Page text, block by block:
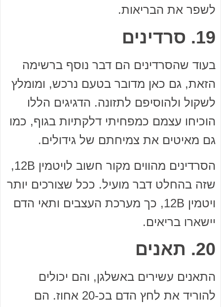
לשפר את הבריאות.
19. סרדינים
בעוד שהסרדינים הם דבר נוסף ברשימה
הזאת, גם כאן מדובר בטעם נרכש, ומומלץ
לשקול ולהוסיפם לתזונה. הדגיגים הללו
הוכיחו עצמם כמפחיתי דלקתיות בגוף, כמו
גם מאיטים את צמיחתם של גידולים.
הסרדינים מהווים מקור חשוב לויטמין 12B,
שזה בהחלט דבר מועיל. ככל שצורכים יותר
ויטמין 12B, כך מערכת העצבים ותאי הדם
יישארו בריאים.
20. תאנים
התאנים עשירים באשלגן, והם יכולים
להוריד את לחץ הדם בכ-20 אחוז. הם